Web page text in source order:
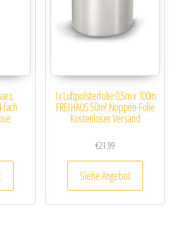
fach
1x Luftpolsterfolie 0,5m x 100m
FREI HAUS 50m² Noppen-Folie
Kostenloser Versand
€21.99
Siehe Angebot